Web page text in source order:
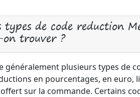
types de code reduction
trouver ?
généralement plusieurs types de
en pourcentages, en euro,
sur la commande. Certains